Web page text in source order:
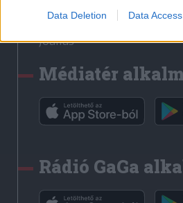
Data Deletion Data Access
Rádió GaGa
Jóállás
Médiatér
Rádió GaGa